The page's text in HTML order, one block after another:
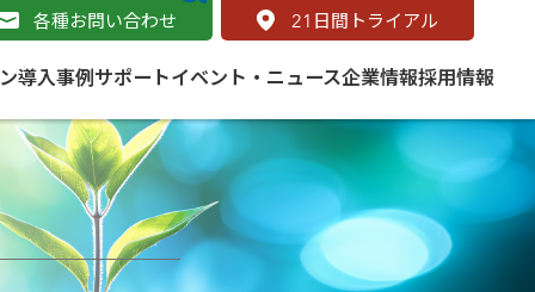
ビス
Cloud Service
導入事例 サポート
はじめよう
理情報システム）とは
イベント・ニュース企業情報採用情報
各種お問い合わせ 21 日間トライアル